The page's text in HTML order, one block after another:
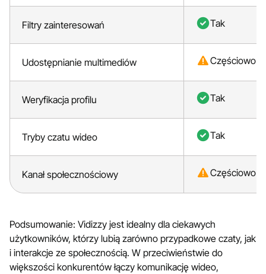
Filtry zainteresowań Tak
Udostępnianie multimediów Częściowo
Weryfikacja profilu Tak
Tryby czatu wideo Tak
Kanał społecznościowy Częściowo
Podsumowanie: Vidizzy jest idealny dla ciekawych
użytkowników, którzy lubią zarówno przypadkowe czaty, jak
i interakcje ze społecznością. W przeciwieństwie do
większości konkurentów łączy komunikację wideo,